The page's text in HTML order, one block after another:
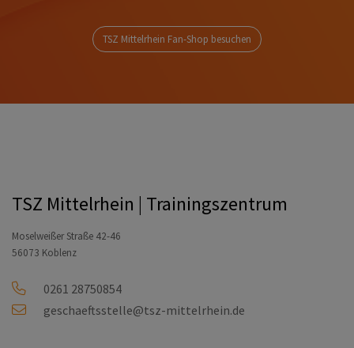
TSZ Mittelrhein Fan-Shop besuchen
TSZ Mittelrhein | Trainingszentrum
Moselweißer Straße 42-46
56073 Koblenz
0261 28750854
geschaeftsstelle@tsz-mittelrhein.de